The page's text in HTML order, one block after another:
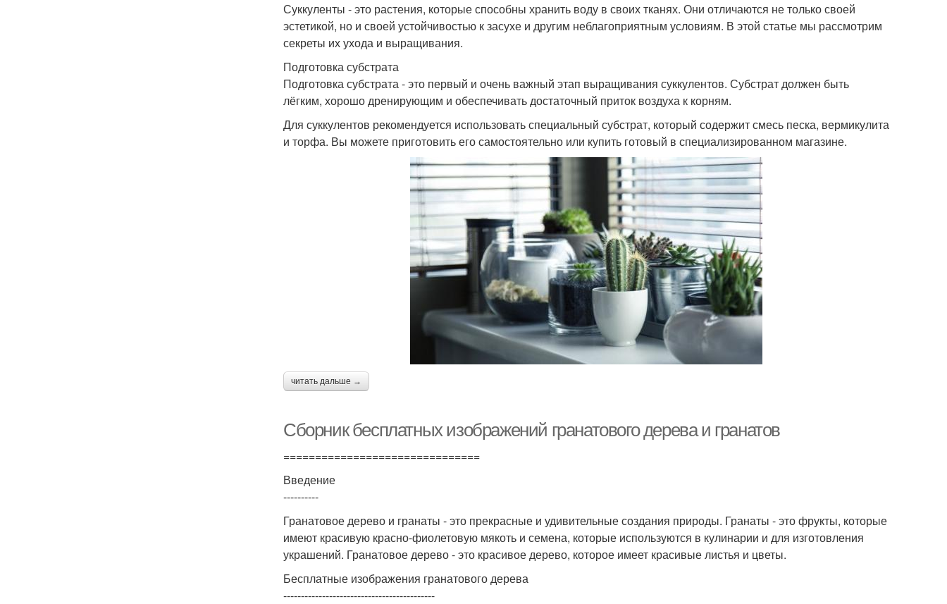
Суккуленты - это растения, которые способны хранить воду в своих тканях. Они отличаются не только своей
эстетикой, но и своей устойчивостью к засухе и другим неблагоприятным условиям. В этой статье мы рассмотрим
секреты их ухода и выращивания.
Подготовка субстрата
Подготовка субстрата - это первый и очень важный этап выращивания суккулентов. Субстрат должен быть
лёгким, хорошо дренирующим и обеспечивать достаточный приток воздуха к корням.
Для суккулентов рекомендуется использовать специальный субстрат, который содержит смесь песка, вермикулита
и торфа. Вы можете приготовить его самостоятельно или купить готовый в специализированном магазине.
читать дальше →
Сборник бесплатных изображений гранатового дерева и гранатов
===============================
Введение
----------
Гранатовое дерево и гранаты - это прекрасные и удивительные создания природы. Гранаты - это фрукты, которые
имеют красивую красно-фиолетовую мякоть и семена, которые используются в кулинарии и для изготовления
украшений. Гранатовое дерево - это красивое дерево, которое имеет красивые листья и цветы.
Бесплатные изображения гранатового дерева
-------------------------------------------